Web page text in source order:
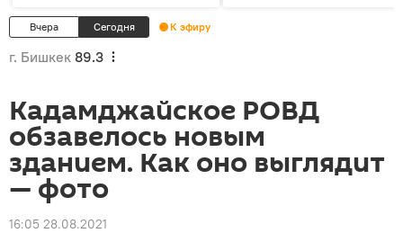
Вчера Сегодня К эфиру
г. Бишкек 89.3
Кадамджайское РОВД
обзавелось новым
зданием. Как оно выглядит
— фото
16:05 28.08.2021